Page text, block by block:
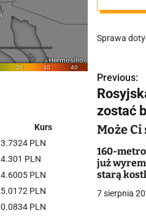
Sprawa
N
a
w
i
g
a
Previous:
zostać
Może Ci
160-
już
starą
7 sierpnia
Kurs
3.7324 PLN
4.301 PLN
4.6005 PLN
5.0172 PLN
0.0834 PLN